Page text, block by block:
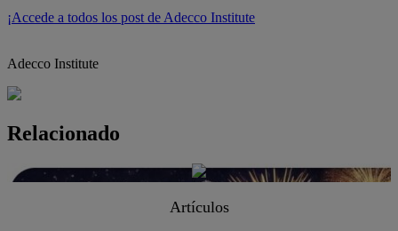
¡Accede a todos los post de Adecco Institute
Adecco Institute
Relacionado
Artículos